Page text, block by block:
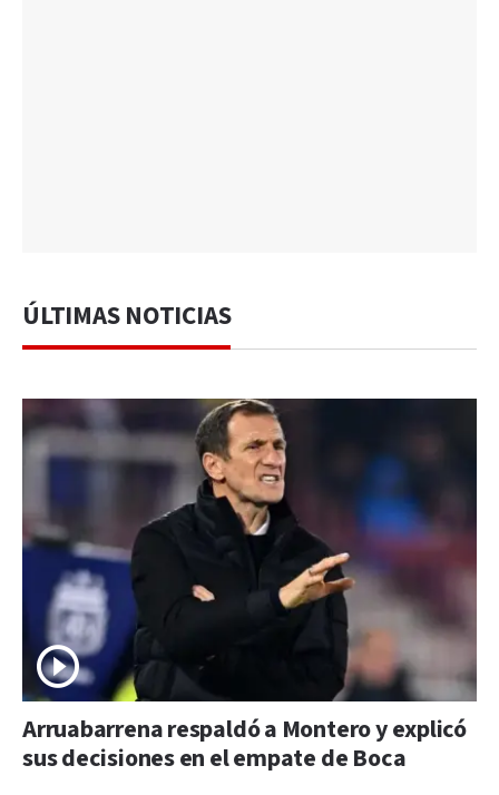
ÚLTIMAS NOTICIAS
Arruabarrena respaldó a Montero y explicó
sus decisiones en el empate de Boca